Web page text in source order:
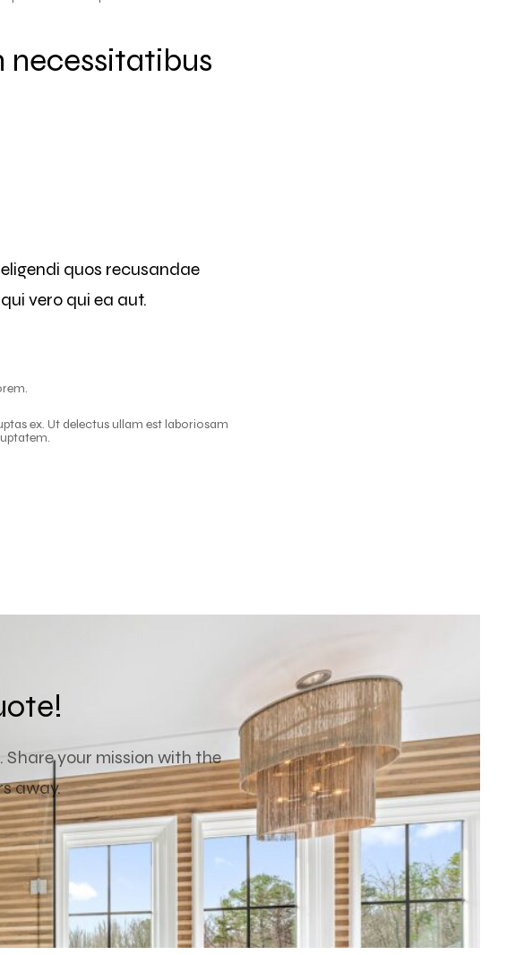
necessitatibus
quos recusandae
vero qui ea aut.
ex. Ut delectus ullam est laboriosam
your mission with the
away.